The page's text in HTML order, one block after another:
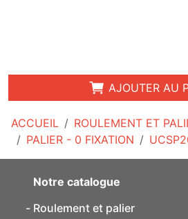
ACCUEIL ROULEMENT ET
PALIER - 0 FIXATION
AJOUTER AU
Notre catalogue
Roulement et palier